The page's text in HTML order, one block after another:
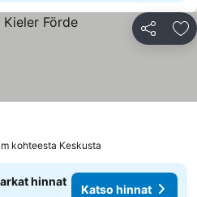
Jaa
kohteesta Keskusta
hinnat
Katso hinnat